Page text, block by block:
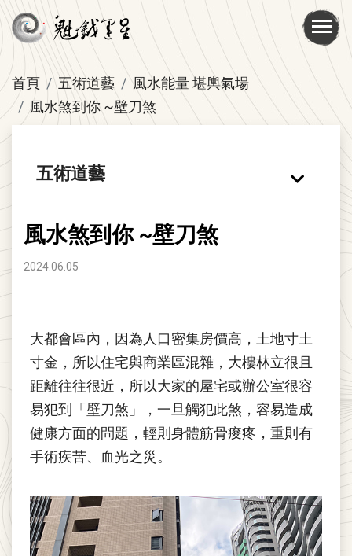
首頁 五術道藝
風水能量 堪輿氣場
風水煞到你 ~壁刀煞
五術道藝
風水煞到你 ~壁刀煞
2024.06.05
大都會區內，因為人口密集房價高，土地寸土
寸金，所以住宅與商業區混雜，大樓林立很且
距離往往很近，所以大家的屋宅或辦公室很容
易犯到「壁刀煞」，一旦觸犯此煞，容易造成
健康方面的問題，輕則身體筋骨痠疼，重則有
手術疾苦、血光之災。